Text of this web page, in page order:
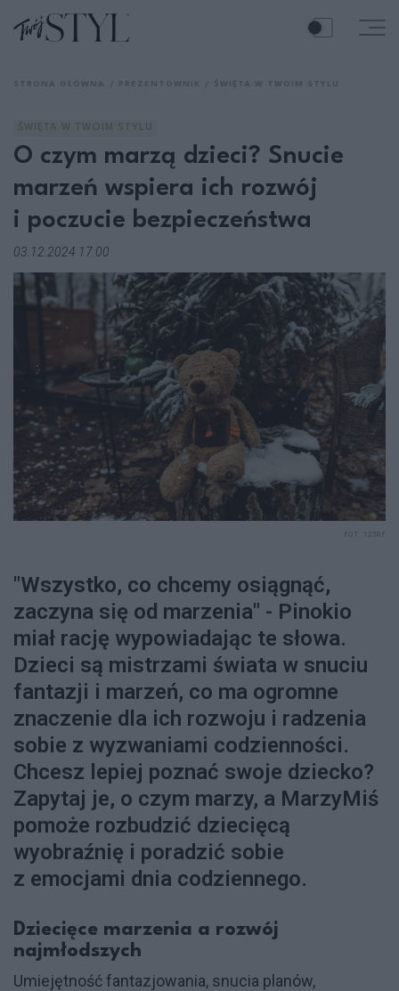
O czym marzą dzieci? Snucie
marzeń wspiera ich rozwój
i poczucie bezpieczeństwa
03.12.2024 17:00
"Wszystko, co chcemy osiągnąć,
zaczyna się od marzenia" - Pinokio
miał rację wypowiadając te słowa.
Dzieci są mistrzami świata w snuciu
fantazji i marzeń, co ma ogromne
znaczenie dla ich rozwoju i radzenia
sobie z wyzwaniami codzienności.
Chcesz lepiej poznać swoje dziecko?
Zapytaj je, o czym marzy, a MarzyMiś
pomoże rozbudzić dziecięcą
wyobraźnię i poradzić sobie
z emocjami dnia codziennego.
Dziecięce marzenia a rozwój
najmłodszych
Umiejętność fantazjowania, snucia planów,